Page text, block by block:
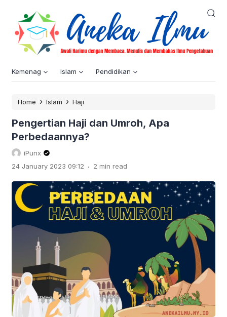
Kemenag Islam Pendidikan
Home › Islam › Haji
Pengertian Haji dan Umroh, Apa
Perbedaannya?
iPunx
24 January 2023 09:12 . 2 min read